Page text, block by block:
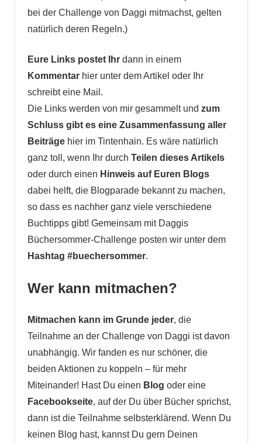
bei der Challenge von Daggi mitmachst, gelten
natürlich deren Regeln.)
Eure Links postet Ihrdann in einem
Kommentarhier unter dem Artikel oder Ihr
schreibt eine Mail.
Die Links werden von mir gesammelt und zum
Schluss gibt es eine Zusammenfassung aller
Beiträge hier im Tintenhain. Es wäre natürlich
ganz toll, wenn Ihr durch Teilen dieses Artikels
oder durch einen Hinweis auf Euren Blogs
dabei helft, die Blogparade bekannt zu machen,
so dass es nachher ganz viele verschiedene
Buchtipps gibt! Gemeinsam mit Daggis
Büchersommer-Challenge posten wir unter dem
Hashtag #buechersommer.
Wer kann mitmachen?
Mitmachen kann im Grunde jeder, die
Teilnahme an der Challenge von Daggi ist davon
unabhängig. Wir fanden es nur schöner, die
beiden Aktionen zu koppeln – für mehr
Miteinander! Hast Du einen Blog oder eine
Facebookseite, auf der Du über Bücher sprichst,
dann ist die Teilnahme selbsterklärend. Wenn Du
keinen Blog hast, kannst Du gern Deinen